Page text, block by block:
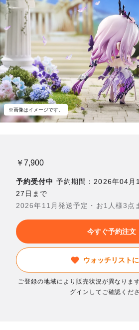
※画像はイメージです。
￥7,900
予約受付中 予約期間：2026年04月
27日まで
2026年11月発送予定・お1人様3点
今すぐ予約注文
ウォッチリスト
ご登録の地域により販売状況が異なりま
グインしてご確認くださ